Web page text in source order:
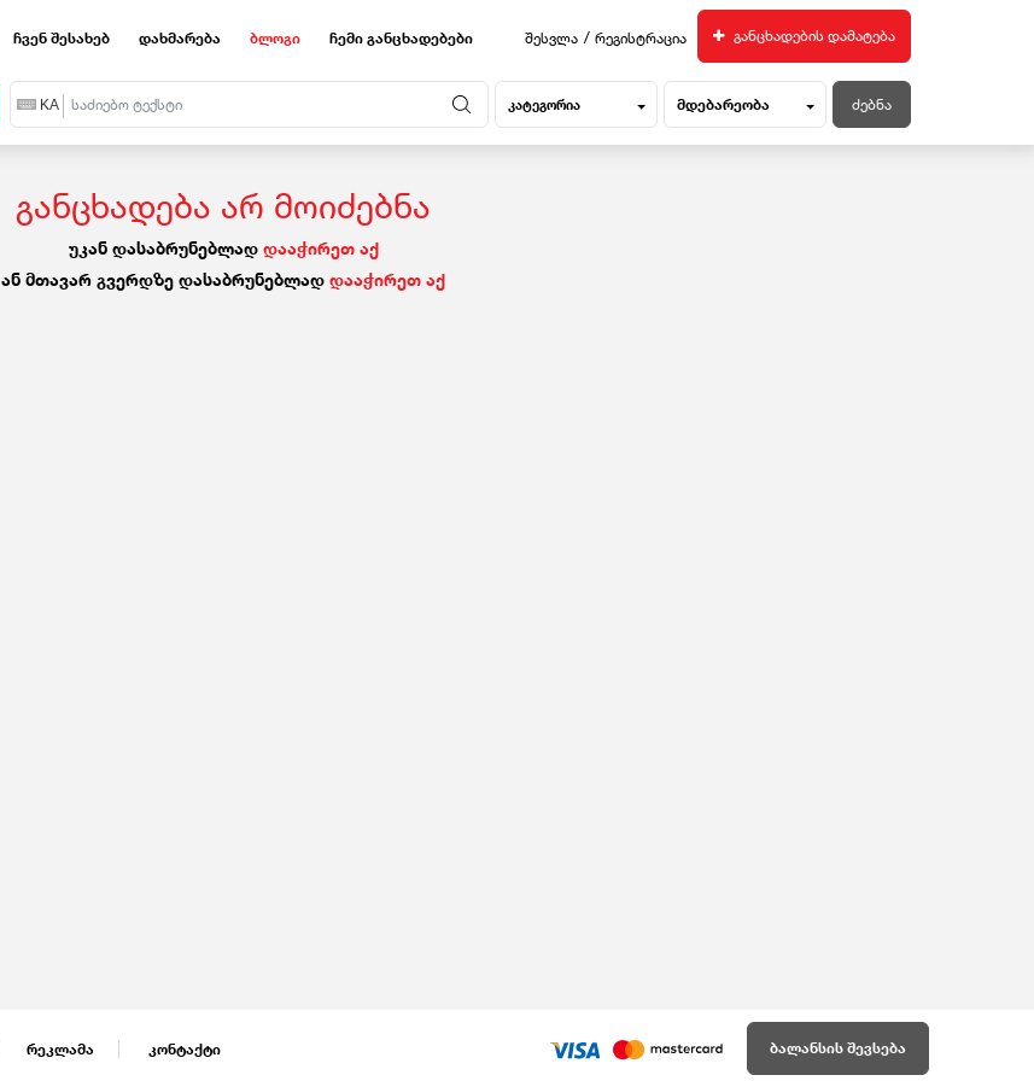
ჩვენ შესახებ დახმარება ბლოგი ჩემი განცხადებები შესვლა / რეგისტრაცია განცხადების დამატება
EN KA RU კატეგორია მდებარეობა
განცხადება არ მოიძებნა
უკან დასაბრუნებლად დააჭირეთ აქ
ან მთავარ გვერდზე დასაბრუნებლად დააჭირეთ აქ
რეკლამა კონტაქტი ბალანსის შევსება